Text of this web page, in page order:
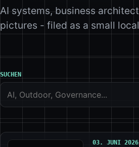
AI systems, business
pictures - filed as a small
SUCHEN
03. JUNI 2026